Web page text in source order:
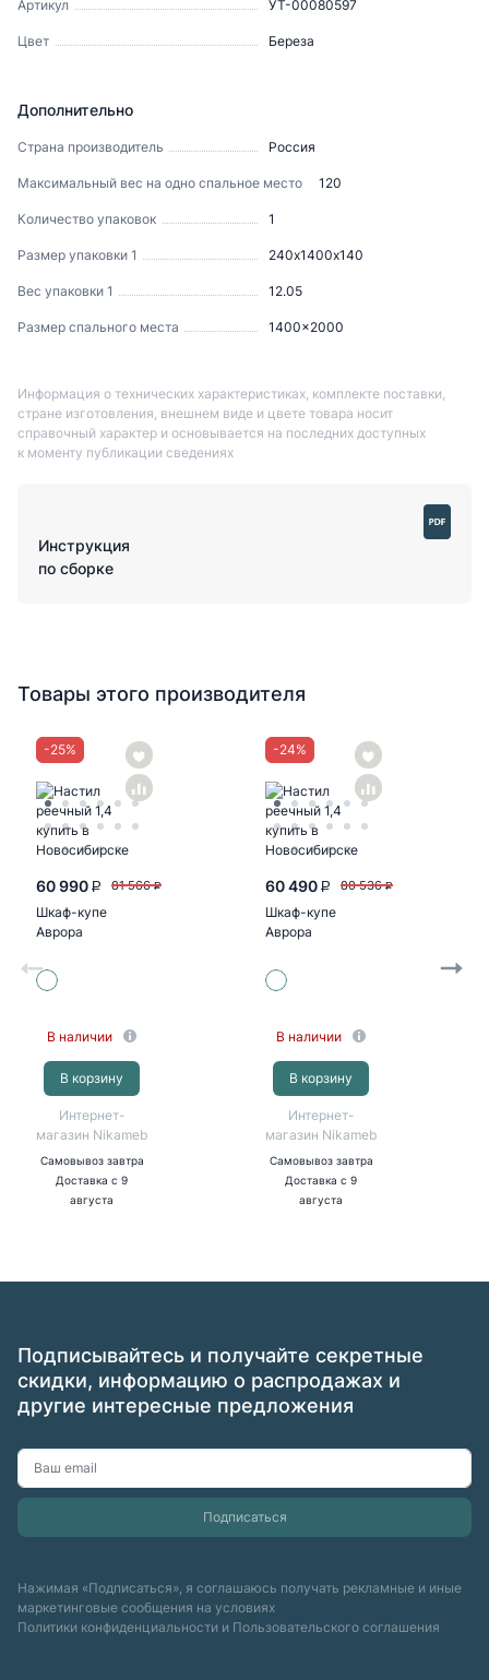
Артикул УТ-00080597
Цвет Береза
Дополнительно
Страна производитель Россия
Максимальный вес на одно спальное место 120
Количество упаковок 1
Размер упаковки 1 240х1400х140
Вес упаковки 1 12.05
Размер спального места 1400x2000
Информация о технических характеристиках, комплекте поставки,
стране изготовления, внешнем виде и цвете товара носит
справочный характер и основывается на последних доступных
к моменту публикации сведениях
Инструкция
по сборке
Товары этого производителя
-25%
60 990 P 81 566 P
Шкаф-купе
Аврора
(белый/белый,
белый, белый)
В наличии
В корзину
Интернет-
магазин Nikameb
Самовывоз завтра
Доставка с 9
августа
-24%
60 490 P 80 536 P
Шкаф-купе
Аврора
(белый/белый,
зеркало, белый)
В наличии
В корзину
Интернет-
магазин Nikameb
Самовывоз завтра
Доставка с 9
августа
Подписывайтесь и получайте секретные
скидки, информацию о распродажах и
другие интересные предложения
Нажимая «Подписаться», я соглашаюсь получать рекламные и иные
маркетинговые сообщения на условиях
Политики конфиденциальности и Пользовательского соглашения